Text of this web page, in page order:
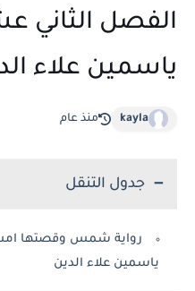
ياسمين علاء
kayla منذ عام
جدول التنقل
ياسمين علاء الدين